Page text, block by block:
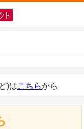
)はこちらから